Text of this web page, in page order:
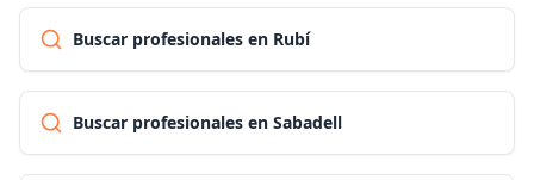
Buscar profesionales en Rubí
Buscar profesionales en Sabadell